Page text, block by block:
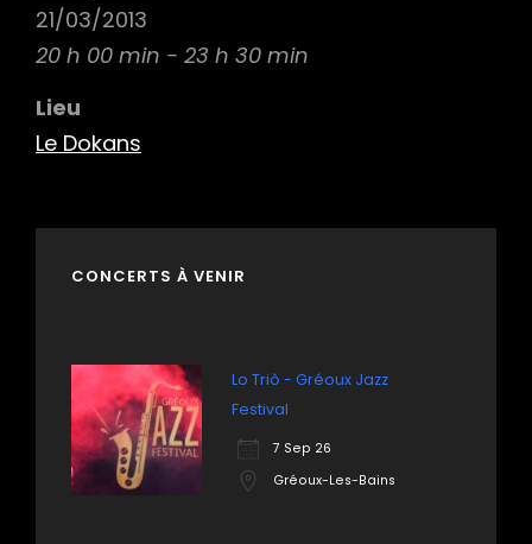
21/03/2013
20 h 00 min - 23 h 30 min
Lieu
Le Dokans
CONCERTS À VENIR
Lo Triò - Gréoux Jazz
Festival
7 Sep 26
Gréoux-Les-Bains